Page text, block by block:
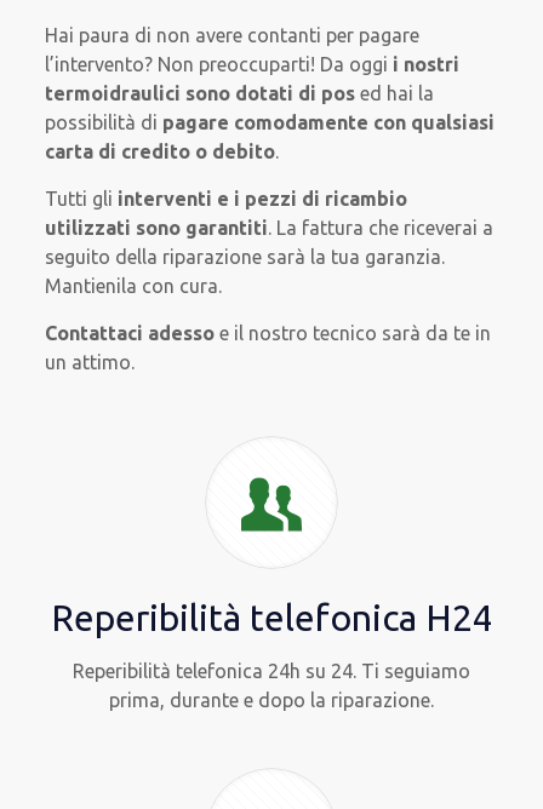
Hai paura di non avere contanti per pagare
l’intervento? Non preoccuparti! Da oggi i nostri
termoidraulici sono dotati di pos ed hai la
possibilità di pagare comodamente con qualsiasi
carta di credito o debito.
Tutti gli interventi e i pezzi di ricambio
utilizzati sono garantiti. La fattura che riceverai a
seguito della riparazione sarà la tua garanzia.
Mantienila con cura.
Contattaci adesso e il nostro tecnico sarà da te in
un attimo.
Reperibilità telefonica H24
Reperibilità telefonica 24h su 24. Ti seguiamo
prima, durante e dopo la riparazione.